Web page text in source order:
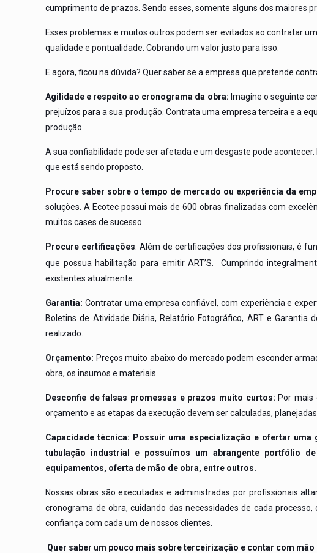
cumprimento de prazos. Sendo esses, somente alguns dos maiores
Esses problemas e muitos outros podem ser evitados ao contratar
qualidade e pontualidade. Cobrando um valor justo para isso.
E agora, ficou na dúvida? Quer saber se a empresa que pretende
Agilidade e respeito ao cronograma da obra: Imagine o seguinte
prejuízos para a sua produção. Contrata uma empresa terceira e a
produção.
A sua confiabilidade pode ser afetada e um desgaste pode
que está sendo proposto.
Procure saber sobre o tempo de mercado ou experiência da
soluções. A Ecotec possui mais de 600 obras finalizadas com
muitos cases de sucesso.
Procure certificações: Além de certificações dos profissionais, é
que possua habilitação para emitir ART’S. Cumprindo
existentes atualmente.
Garantia: Contratar uma empresa confiável, com experiência e
Boletins de Atividade Diária, Relatório Fotográfico, ART e
realizado.
Orçamento: Preços muito abaixo do mercado podem esconder
obra, os insumos e materiais.
Desconfie de falsas promessas e prazos muito curtos: Por mais
orçamento e as etapas da execução devem ser calculadas,
Capacidade técnica: Possuir uma especialização e ofertar
tubulação industrial e possuímos um abrangente portfólio
equipamentos, oferta de mão de obra, entre outros.
Nossas obras são executadas e administradas por profissionais
cronograma de obra, cuidando das necessidades de cada
confiança com cada um de nossos clientes.
Quer saber um pouco mais sobre terceirização e contar com mão